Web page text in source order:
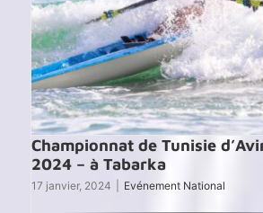
Championnat de Tunisie
2024 – à Tabarka
17 janvier, 2024 Evénement National